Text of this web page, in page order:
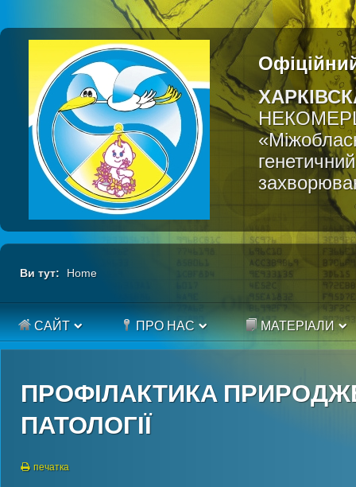
Ви тут: Home
САЙТ ПРО НАС МАТЕРІАЛИ
ПРОФІЛАКТИКА
ПАТОЛОГІЇ
печатка